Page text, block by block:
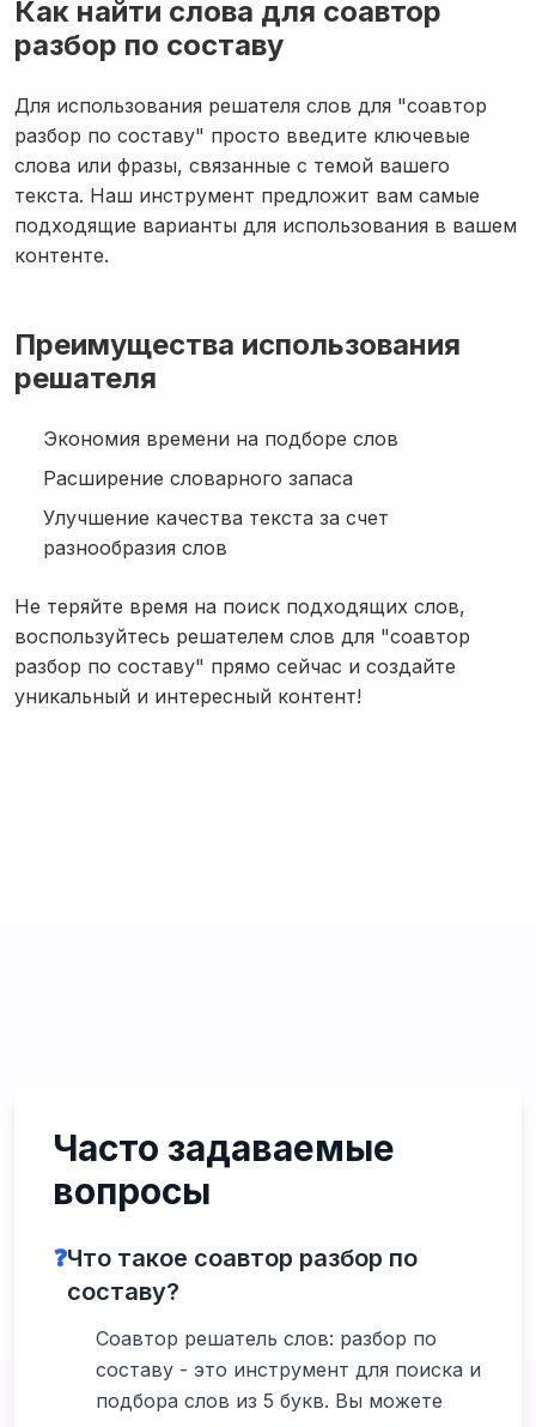
Как найти слова для соавтор
разбор по составу
Для использования решателя слов для "соавтор
разбор по составу" просто введите ключевые
слова или фразы, связанные с темой вашего
текста. Наш инструмент предложит вам самые
подходящие варианты для использования в вашем
контенте.
Преимущества использования
решателя
Экономия времени на подборе слов
Расширение словарного запаса
Улучшение качества текста за счет
разнообразия слов
Не теряйте время на поиск подходящих слов,
воспользуйтесь решателем слов для "соавтор
разбор по составу" прямо сейчас и создайте
уникальный и интересный контент!
Часто задаваемые
вопросы
❓Что такое соавтор разбор по
составу?
Соавтор решатель слов: разбор по
составу - это инструмент для поиска и
подбора слов из 5 букв. Вы можете